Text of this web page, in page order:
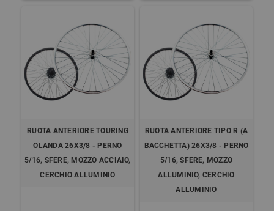
RUOTA ANTERIORE TOURING
OLANDA 26X3/8 - PERNO
5/16, SFERE, MOZZO ACCIAIO,
CERCHIO ALLUMINIO
RUOTA ANTERIORE TIPO R (A
BACCHETTA) 26X3/8 - PERNO
5/16, SFERE, MOZZO
ALLUMINIO, CERCHIO
ALLUMINIO